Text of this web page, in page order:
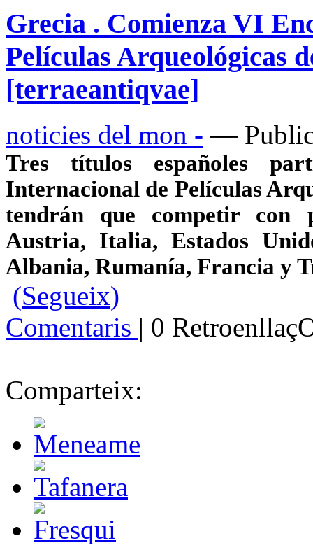
Grecia . Comienza VI
Películas Arqueológicas
[terraeantiqvae]
noticies del mon - —
Tres títulos españoles
Internacional de Películas
tendrán que competir con
Austria, Italia, Estados
Albania, Rumanía, Francia y
(Segueix)
Comentaris | 0
Comparteix: